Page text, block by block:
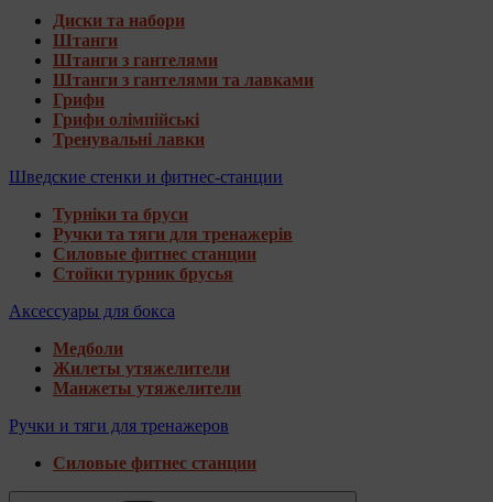
Диски та набори
Штанги
Штанги з гантелями
Штанги з гантелями та лавками
Грифи
Грифи олімпійські
Тренувальні лавки
Шведские стенки и фитнес-станции
Турніки та бруси
Ручки та тяги для тренажерів
Силовые фитнес станции
Стойки турник брусья
Аксессуары для бокса
Медболи
Жилеты утяжелители
Манжеты утяжелители
Ручки и тяги для тренажеров
Силовые фитнес станции